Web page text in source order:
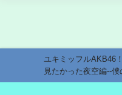
ユキミッフルAKB46
見たかった夜空編--